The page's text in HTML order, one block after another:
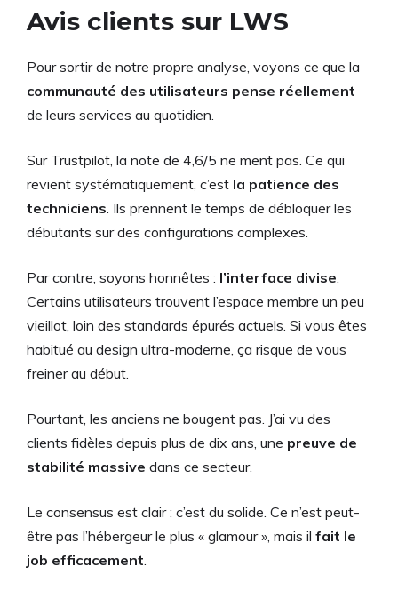
Avis clients sur LWS
Pour sortir de notre propre analyse, voyons ce que la
communauté des utilisateurs pense réellement
de leurs services au quotidien.
Sur Trustpilot, la note de 4,6/5 ne ment pas. Ce qui
revient systématiquement, c’est la patience des
techniciens . Ils prennent le temps de débloquer les
débutants sur des configurations complexes.
Par contre, soyons honnêtes : l’interface divise
Certains utilisateurs trouvent l’espace membre un peu
vieillot, loin des standards épurés actuels. Si vous êtes
habitué au design ultra-moderne, ça risque de vous
freiner au début.
Pourtant, les anciens ne bougent pas. J’ai vu des
clients fidèles depuis plus de dix ans, une preuve de
stabilité massive dans ce secteur.
Le consensus est clair : c’est du solide. Ce n’est peut-
être pas l’hébergeur le plus « glamour », mais il fait le
job efficacement